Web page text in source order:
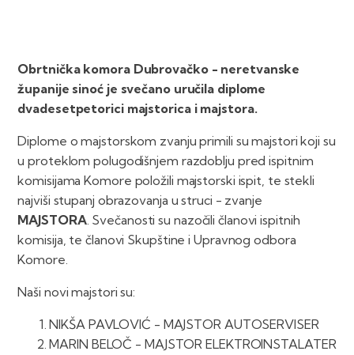
Obrtnička komora Dubrovačko - neretvanske
županije sinoć je svečano uručila diplome
dvadesetpetorici majstorica i majstora.
Diplome o majstorskom zvanju primili su majstori koji su
u proteklom polugodišnjem razdoblju pred ispitnim
komisijama Komore položili majstorski ispit, te stekli
najviši stupanj obrazovanja u struci - zvanje
MAJSTORA. Svečanosti su nazočili članovi ispitnih
komisija, te članovi Skupštine i Upravnog odbora
Komore.
Naši novi majstori su:
NIKŠA PAVLOVIĆ - MAJSTOR AUTOSERVISER
MARIN BELOČ - MAJSTOR ELEKTROINSTALATER